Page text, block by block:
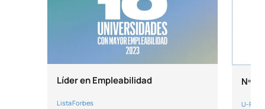
Líder en Empleabilidad
Lista Forbes
Nº1
U-